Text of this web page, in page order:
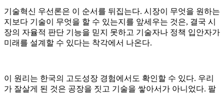
기술혁신 우선론은 이 순서를 뒤집는다. 시장이 무엇을 원하는
지보다 기술이 무엇을 할 수 있는지를 앞세우는 것은, 결국 시
장의 자율적 판단 기능을 믿지 못하고 기술자나 정책 입안자가
미래를 설계할 수 있다는 착각에서 나온다.
이 원리는 한국의 고도성장 경험에서도 확인할 수 있다. 우리
가 잘살게 된 것은 공장을 짓고 기술을 쌓아서가 아니었다. 팔